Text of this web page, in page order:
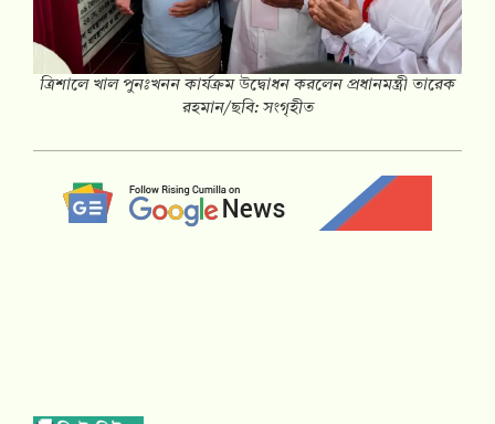
ত্রিশালে খাল পুনঃখনন কার্যক্রম উদ্বোধন করলেন প্রধানমন্ত্রী তারেক
রহমান/ছবি: সংগৃহীত